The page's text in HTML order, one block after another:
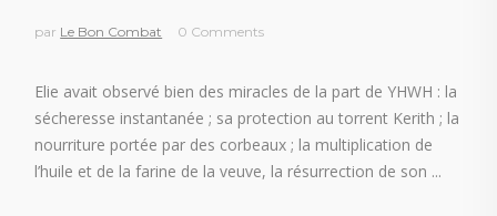
par Le Bon Combat 0 Comments
Elie avait observé bien des miracles de la part de YHWH : la
sécheresse instantanée ; sa protection au torrent Kerith ; la
nourriture portée par des corbeaux ; la multiplication de
l’huile et de la farine de la veuve, la résurrection de son